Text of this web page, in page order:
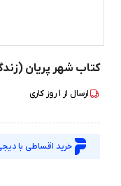
کتاب شهر پریان
ارسال از 1روز کاری
خرید اقساطی با